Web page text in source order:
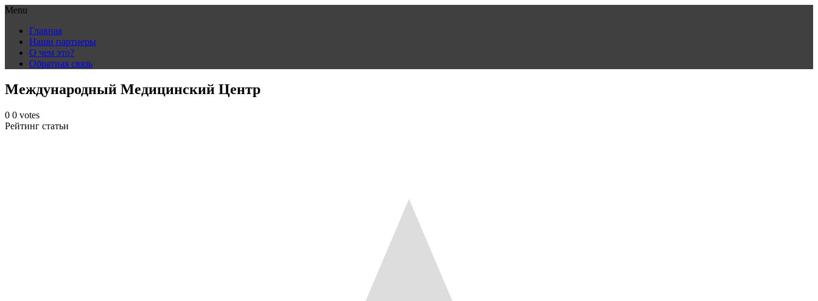
Menu
content
Главная
Наши партнеры
О чем это?
Обратная связь
Международный Медицинский Центр
0 0 votes
Рейтинг статьи